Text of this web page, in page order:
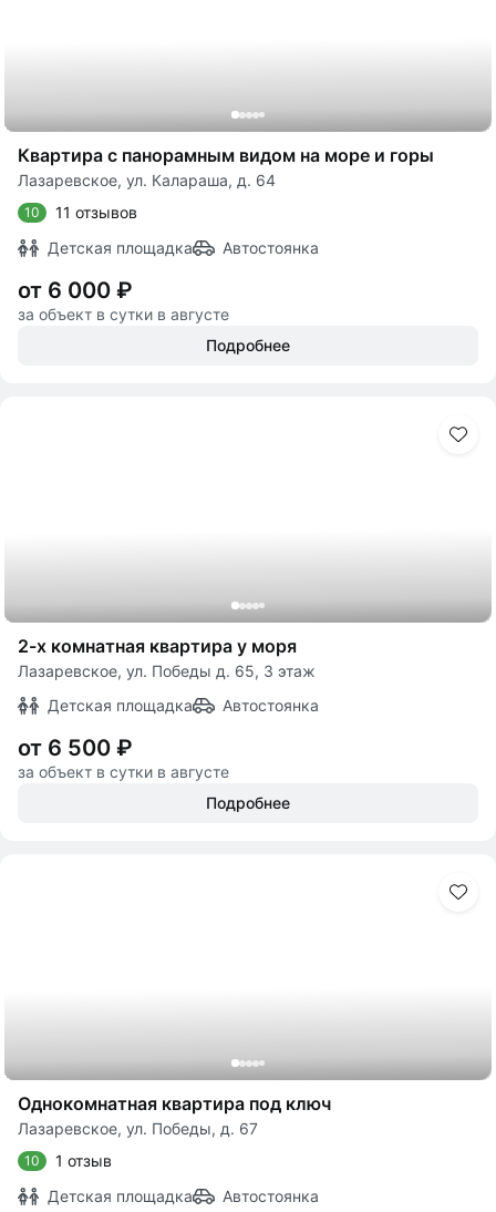
Квартира с панорамным видом на море и горы
Лазаревское, ул. Калараша, д. 64
10
11 отзывов
Детская площадка
Автостоянка
от 6 000 ₽
за объект в сутки в августе
Подробнее
2-х комнатная квартира у моря
Лазаревское, ул. Победы д. 65, 3 этаж
Детская площадка
Автостоянка
от 6 500 ₽
за объект в сутки в августе
Подробнее
Однокомнатная квартира под ключ
Лазаревское, ул. Победы, д. 67
10
1 отзыв
Детская площадка
Автостоянка